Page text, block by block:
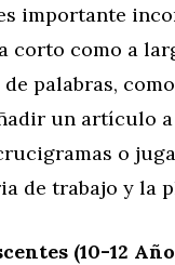
importante
corto como a
palabras,
un artículo
o
de trabajo y la
(10-12